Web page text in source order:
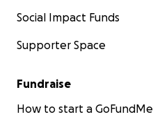
Social Impact Funds
Supporter Space
Fundraise
How to start a GoFundMe